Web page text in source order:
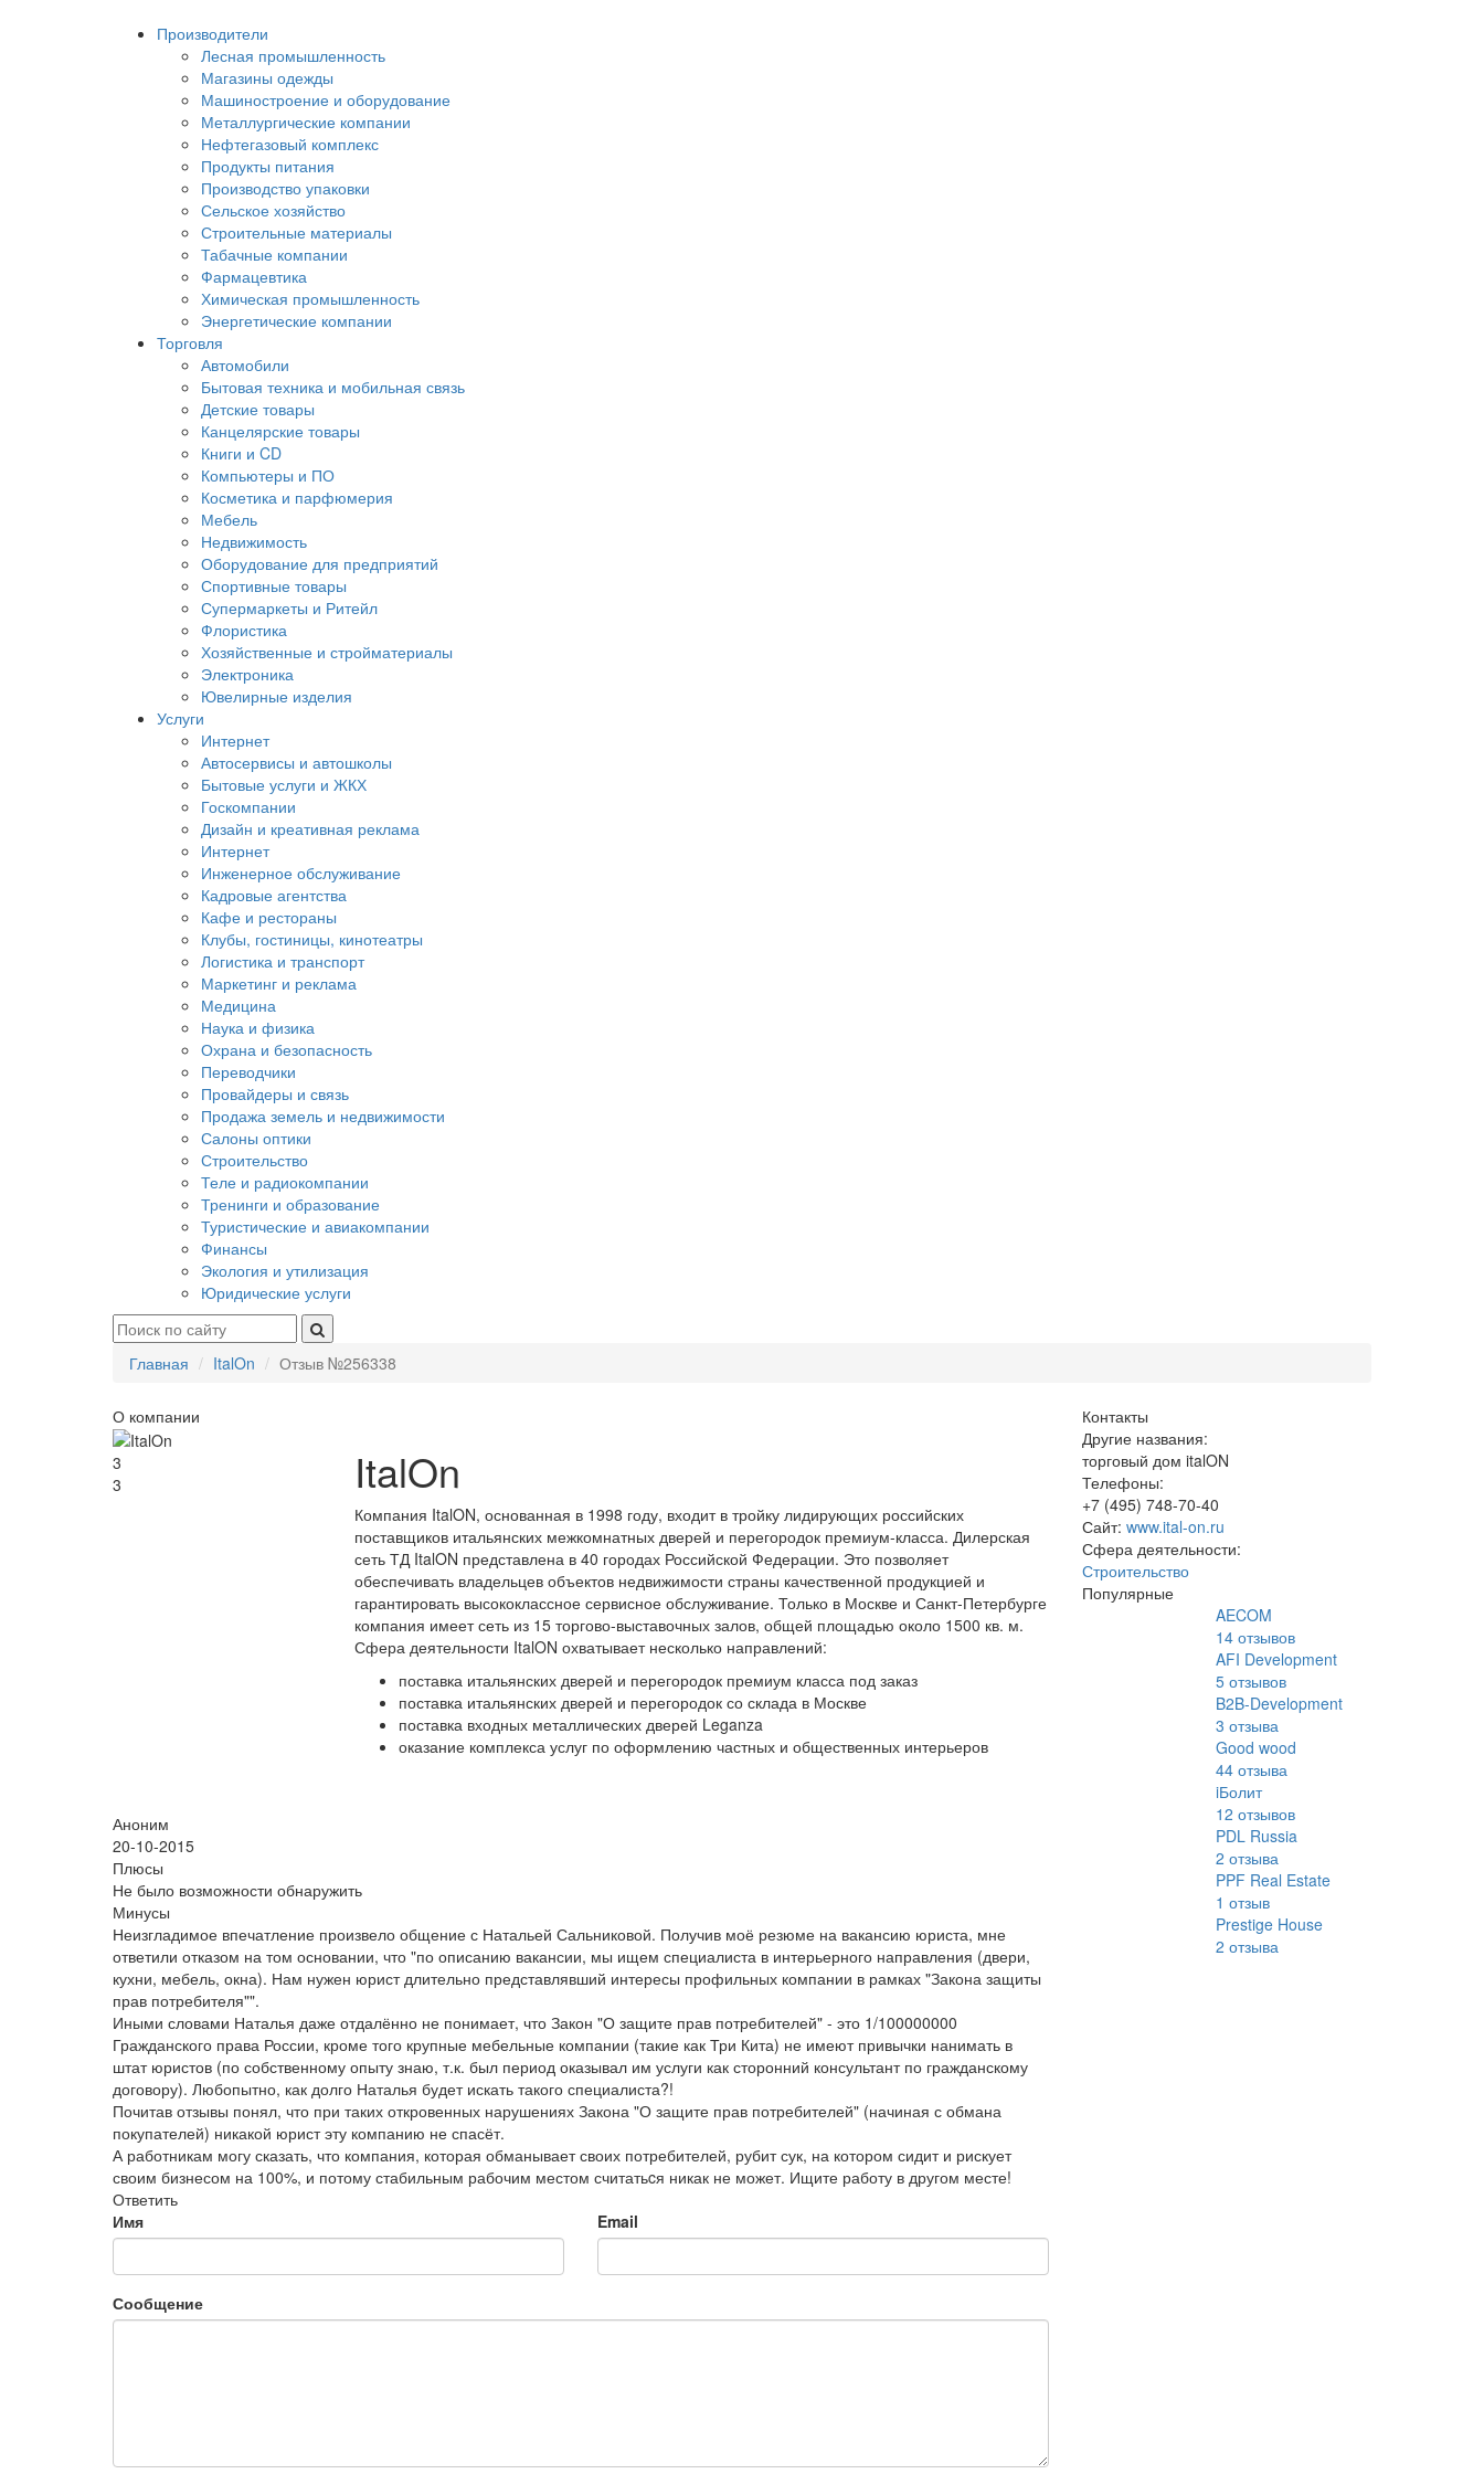
Производители
Лесная промышленность
Магазины одежды
Машиностроение и оборудование
Металлургические компании
Нефтегазовый комплекс
Продукты питания
Производство упаковки
Сельское хозяйство
Строительные материалы
Табачные компании
Фармацевтика
Химическая промышленность
Энергетические компании
Торговля
Автомобили
Бытовая техника и мобильная связь
Детские товары
Канцелярские товары
Книги и CD
Компьютеры и ПО
Косметика и парфюмерия
Мебель
Недвижимость
Оборудование для предприятий
Спортивные товары
Супермаркеты и Ритейл
Флористика
Хозяйственные и стройматериалы
Электроника
Ювелирные изделия
Услуги
Интернет
Автосервисы и автошколы
Бытовые услуги и ЖКХ
Госкомпании
Дизайн и креативная реклама
Интернет
Инженерное обслуживание
Кадровые агентства
Кафе и рестораны
Клубы, гостиницы, кинотеатры
Логистика и транспорт
Маркетинг и реклама
Медицина
Наука и физика
Охрана и безопасность
Переводчики
Провайдеры и связь
Продажа земель и недвижимости
Салоны оптики
Строительство
Теле и радиокомпании
Тренинги и образование
Туристические и авиакомпании
Финансы
Экология и утилизация
Юридические услуги
Главная ItalOn Отзыв №256338
О компании
3
3
ItalOn
Компания ItalON, основанная в 1998 году, входит в тройку лидирующих российских
поставщиков итальянских межкомнатных дверей и перегородок премиум-класса. Дилерская
сеть ТД ItalON представлена в 40 городах Российской Федерации. Это позволяет
обеспечивать владельцев объектов недвижимости страны качественной продукцией и
гарантировать высококлассное сервисное обслуживание. Только в Москве и Санкт-Петербурге
компания имеет сеть из 15 торгово-выставочных залов, общей площадью около 1500 кв. м.
Сфера деятельности ItalON охватывает несколько направлений:
поставка итальянских дверей и перегородок премиум класса под заказ
поставка итальянских дверей и перегородок со склада в Москве
поставка входных металлических дверей Leganza
оказание комплекса услуг по оформлению частных и общественных интерьеров
Аноним
20-10-2015
Плюсы
Не было возможности обнаружить
Минусы
Неизгладимое впечатление произвело общение с Натальей Сальниковой. Получив моё резюме на вакансию юриста, мне
ответили отказом на том основании, что "по описанию вакансии, мы ищем специалиста в интерьерного направления (двери,
кухни, мебель, окна). Нам нужен юрист длительно представлявший интересы профильных компании в рамках "Закона защиты
прав потребителя"".
Иными словами Наталья даже отдалённо не понимает, что Закон "О защите прав потребителей" - это 1/100000000
Гражданского права России, кроме того крупные мебельные компании (такие как Три Кита) не имеют привычки нанимать в
штат юристов (по собственному опыту знаю, т.к. был период оказывал им услуги как сторонний консультант по гражданскому
договору). Любопытно, как долго Наталья будет искать такого специалиста?!
Почитав отзывы понял, что при таких откровенных нарушениях Закона "О защите прав потребителей" (начиная с обмана
покупателей) никакой юрист эту компанию не спасёт.
А работникам могу сказать, что компания, которая обманывает своих потребителей, рубит сук, на котором сидит и рискует
своим бизнесом на 100%, и потому стабильным рабочим местом считатьcя никак не может. Ищите работу в другом месте!
Ответить
Имя
Email
Сообщение
Контакты
Другие названия:
торговый дом italON
Телефоны:
+7 (495) 748-70-40
Сайт: www.ital-on.ru
Сфера деятельности:
Строительство
Популярные
AECOM
14 отзывов
AFI Development
5 отзывов
B2B-Development
3 отзыва
Good wood
44 отзыва
iБолит
12 отзывов
PDL Russia
2 отзыва
PPF Real Estate
1 отзыв
Prestige House
2 отзыва